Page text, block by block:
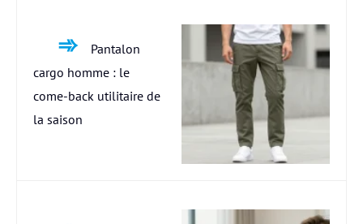
Pantalon
cargo homme : le
come-back utilitaire de
la saison